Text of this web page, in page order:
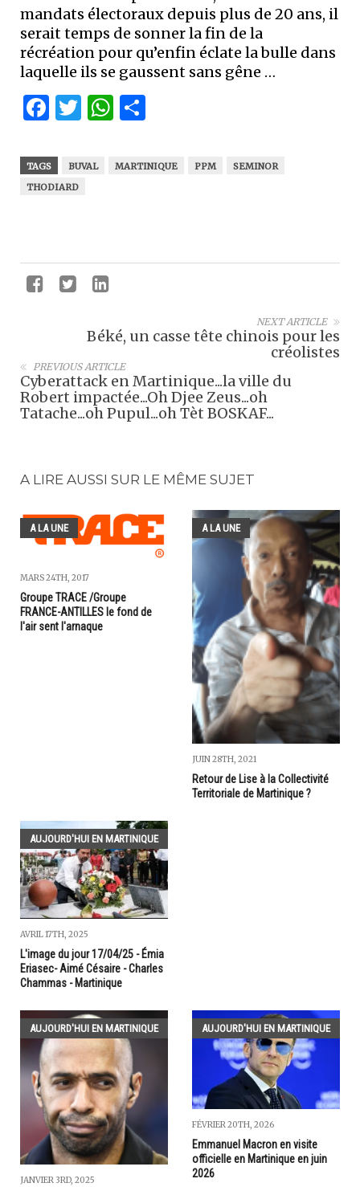
mandats électoraux depuis plus de 20 ans, il
serait temps de sonner la fin de la
récréation pour qu’enfin éclate la bulle dans
laquelle ils se gaussent sans gêne …
Facebook
Twitter
WhatsApp
TAGS BUVAL MARTINIQUE PPM
SEMINOR
THODIARD
NEXT ARTICLE
Béké, un casse tête chinois pour les
créolistes
PREVIOUS ARTICLE
Cyberattack en Martinique...la ville du
Robert impactée...Oh Djee Zeus...oh
Tatache...oh Pupul...oh Tèt BOSKAF...
A LIRE AUSSI SUR LE MÊME SUJET
A LA UNE
MARS 24TH, 2017
Groupe TRACE /Groupe
FRANCE-ANTILLES le fond de
l'air sent l'arnaque
A LA UNE
JUIN 28TH, 2021
Retour de Lise à la Collectivité
Territoriale de Martinique ?
AUJOURD'HUI EN MARTINIQUE
AVRIL 17TH, 2025
L'image du jour 17/04/25 - Émia
Eriasec- Aimé Césaire - Charles
Chammas - Martinique
AUJOURD'HUI EN MARTINIQUE
JANVIER 3RD, 2025
AUJOURD'HUI EN MARTINIQUE
FÉVRIER 20TH, 2026
Emmanuel Macron en visite
officielle en Martinique en juin
2026